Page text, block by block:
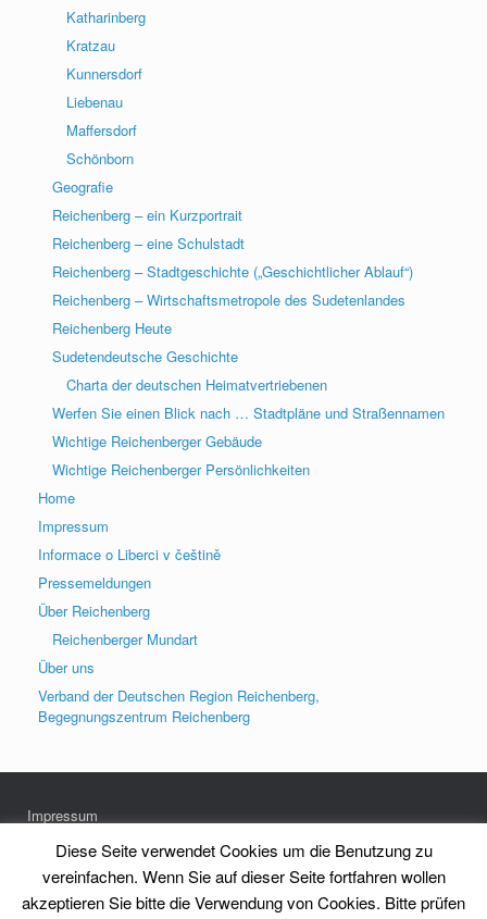
Katharinberg
Kratzau
Kunnersdorf
Liebenau
Maffersdorf
Schönborn
Geografie
Reichenberg – ein Kurzportrait
Reichenberg – eine Schulstadt
Reichenberg – Stadtgeschichte („Geschichtlicher Ablauf“)
Reichenberg – Wirtschaftsmetropole des Sudetenlandes
Reichenberg Heute
Sudetendeutsche Geschichte
Charta der deutschen Heimatvertriebenen
Werfen Sie einen Blick nach … Stadtpläne und Straßennamen
Wichtige Reichenberger Gebäude
Wichtige Reichenberger Persönlichkeiten
Home
Impressum
Informace o Liberci v češtině
Pressemeldungen
Über Reichenberg
Reichenberger Mundart
Über uns
Verband der Deutschen Region Reichenberg,
Begegnungszentrum Reichenberg
Impressum
Datenschutz
Diese Seite verwendet Cookies um die Benutzung zu
vereinfachen. Wenn Sie auf dieser Seite fortfahren wollen
akzeptieren Sie bitte die Verwendung von Cookies. Bitte prüfen